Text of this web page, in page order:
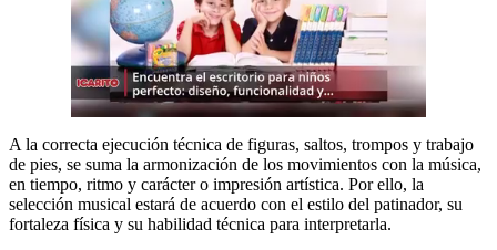
A la correcta ejecución técnica de figuras, saltos, trompos y trabajo
de pies, se suma la armonización de los movimientos con la música,
en tiempo, ritmo y carácter o impresión artística. Por ello, la
selección musical estará de acuerdo con el estilo del patinador, su
fortaleza física y su habilidad técnica para interpretarla.